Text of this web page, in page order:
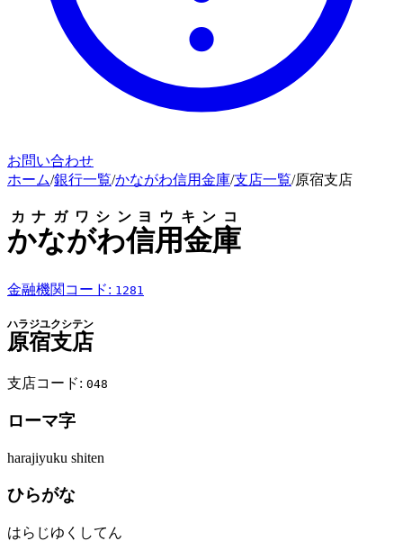
お問い合わせ
ホーム/銀行一覧/かながわ信用金庫/支店一覧/原宿支店
かながわ信用金庫
カナガワシンヨウキンコ
金融機関コード: 1281
原宿支店
ハラジユクシテン
支店コード: 048
ローマ字
harajiyuku shiten
ひらがな
はらじゆくしてん